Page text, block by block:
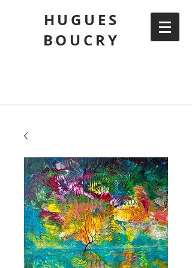
HUGUES
BOUCRY